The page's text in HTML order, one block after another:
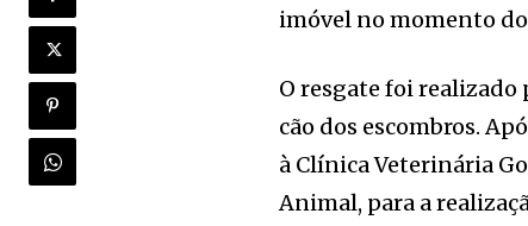
imóvel no momento
O resgate foi realizado
cão dos escombros.
à Clínica Veterinária
Animal, para a